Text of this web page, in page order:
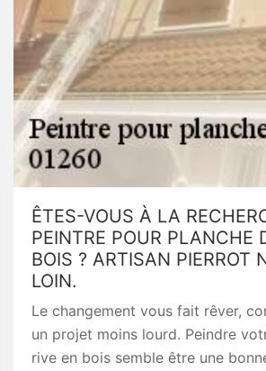
ÊTES-VOUS À LA
PEINTRE POUR PLANCHE
BOIS ? ARTISAN PIERROT
LOIN.
Le changement vous fait rêver,
un projet moins lourd. Peindre
rive en bois semble être une